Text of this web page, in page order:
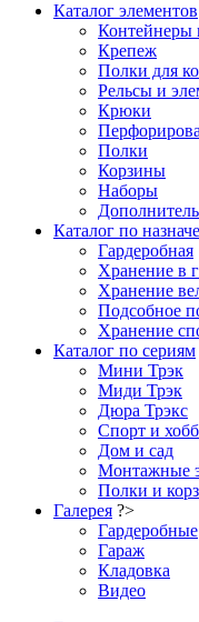
Каталог элементов
Контейнеры
Крепеж
Полки для
Рельсы и
Крюки
Полки
Корзины
Наборы
Каталог по
Гардеробная
Хранение в
Хранение
Подсобное
Хранение
Каталог по сериям
Мини Трэк
Миди Трэк
Дюра Трэкс
Спорт и
Дом и сад
Монтажные
Полки и
Галерея ?>
Гардеробные
Гараж
Кладовка
Видео